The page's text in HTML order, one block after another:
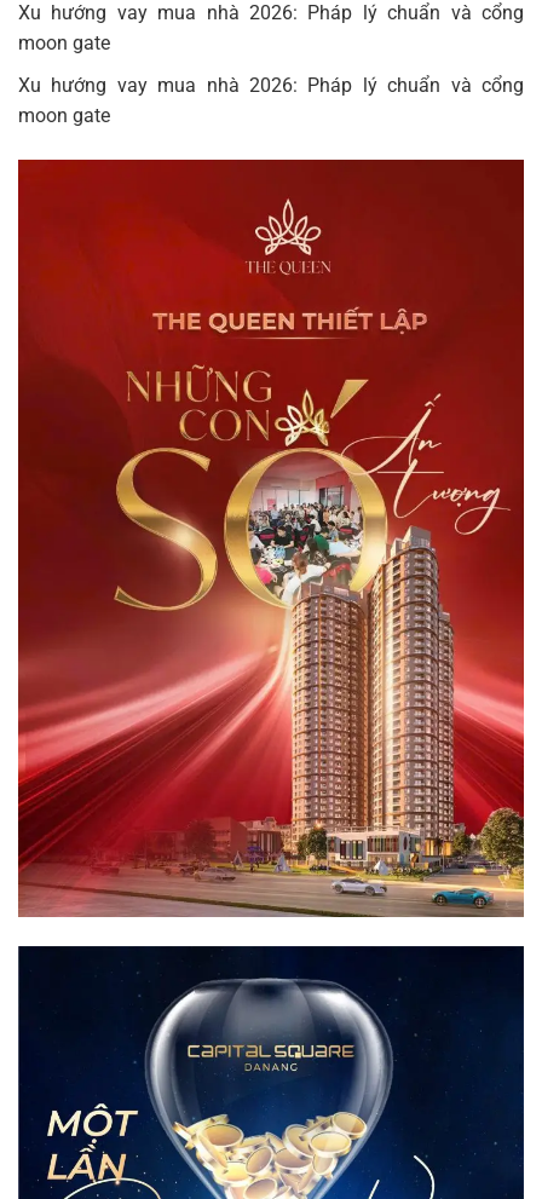
Xu hướng vay mua nhà 2026: Pháp lý chuẩn và cổng
moon gate
Xu hướng vay mua nhà 2026: Pháp lý chuẩn và cổng
moon gate